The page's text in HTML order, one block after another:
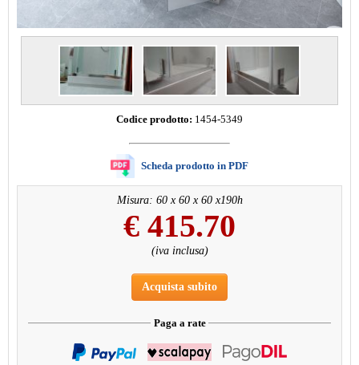
Codice prodotto: 1454-5349
Scheda prodotto in PDF
Misura: 60 x 60 x 60 x190h
€ 415.70
(iva inclusa)
Acquista subito
Paga a rate